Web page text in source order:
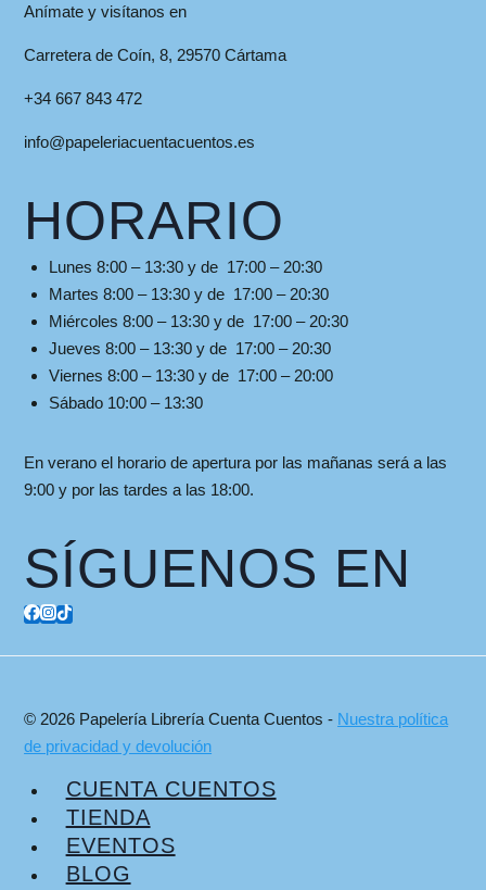
Anímate y visítanos en
Carretera de Coín, 8, 29570 Cártama
+34 667 843 472
info@papeleriacuentacuentos.es
HORARIO
Lunes 8:00 – 13:30 y de 17:00 – 20:30
Martes 8:00 – 13:30 y de 17:00 – 20:30
Miércoles 8:00 – 13:30 y de 17:00 – 20:30
Jueves 8:00 – 13:30 y de 17:00 – 20:30
Viernes 8:00 – 13:30 y de 17:00 – 20:00
Sábado 10:00 – 13:30
En verano el horario de apertura por las mañanas será a las
9:00 y por las tardes a las 18:00.
SÍGUENOS EN
© 2026 Papelería Librería Cuenta Cuentos - Nuestra política
de privacidad y devolución
CUENTA CUENTOS
TIENDA
EVENTOS
BLOG